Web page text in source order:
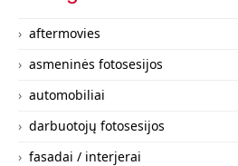
aftermovies
asmeninės fotosesijos
automobiliai
darbuotojų fotosesijos
fasadai / interjerai